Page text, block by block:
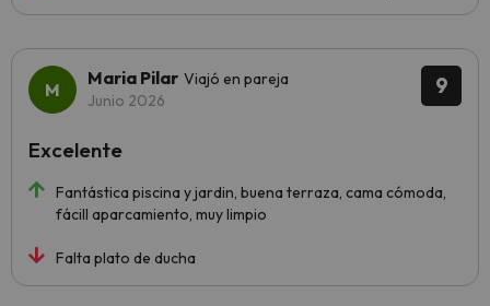
9
Maria Pilar Viajó en pareja
Junio 2026
Fantástica piscina y jardin, buena terraza, cama cómoda,
fácill aparcamiento, muy limpio
Falta plato de ducha
Excelente